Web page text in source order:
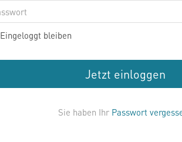
Eingeloggt bleiben
Jetzt einloggen
Sie haben Ihr Passwort